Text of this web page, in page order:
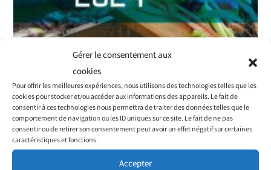
Gérer le consentement aux
cookies
Pour offrir les meilleures expériences, nous utilisons des technologies telles que les
cookies pour stocker et/ou accéder aux informations des appareils. Le fait de
consentir à ces technologies nous permettra de traiter des données telles que le
comportement de navigation ou les ID uniques sur ce site. Le fait de ne pas
consentir ou de retirer son consentement peut avoir un effet négatif sur certaines
caractéristiques et fonctions.
Accepter